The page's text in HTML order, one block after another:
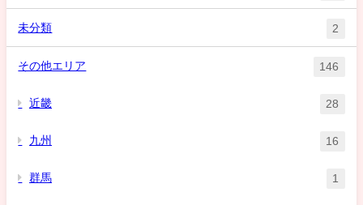
未分類 2
その他エリア 146
近畿 28
九州 16
群馬 1